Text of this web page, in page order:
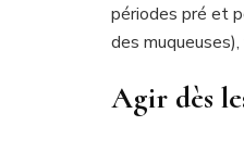
périodes pré et
des
Agir dès